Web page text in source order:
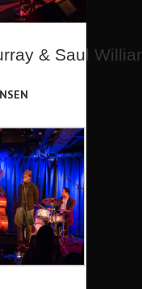
& Saul